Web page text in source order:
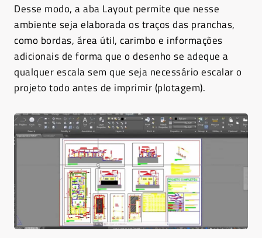
Desse modo, a aba Layout permite que nesse
ambiente seja elaborada os traços das pranchas,
como bordas, área útil, carimbo e informações
adicionais de forma que o desenho se adeque a
qualquer escala sem que seja necessário escalar o
projeto todo antes de imprimir (plotagem).